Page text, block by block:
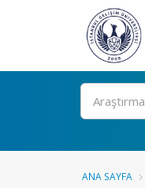
Ara
ANA SAYFA